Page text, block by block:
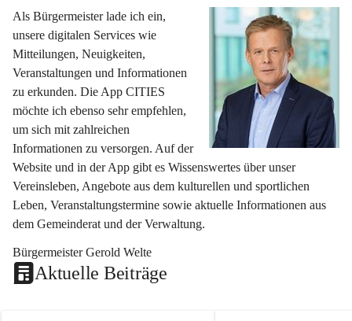
Als Bürgermeister lade ich ein,
unsere digitalen Services wie
Mitteilungen, Neuigkeiten,
Veranstaltungen und Informationen
zu erkunden. Die App CITIES
möchte ich ebenso sehr empfehlen,
um sich mit zahlreichen
Informationen zu versorgen. Auf der
Website und in der App gibt es Wissenswertes über unser
Vereinsleben, Angebote aus dem kulturellen und sportlichen
Leben, Veranstaltungstermine sowie aktuelle Informationen aus
dem Gemeinderat und der Verwaltung.
Bürgermeister Gerold Welte
Aktuelle Beiträge